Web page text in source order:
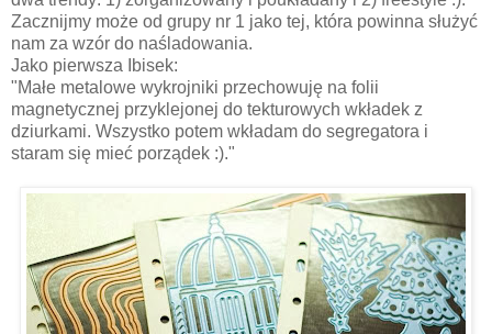
Zacznijmy może od grupy nr 1 jako tej, która powinna służyć
nam za wzór do naśladowania.
Jako pierwsza Ibisek:
"Małe metalowe wykrojniki przechowuję na folii
magnetycznej przyklejonej do tekturowych wkładek z
dziurkami. Wszystko potem wkładam do segregatora i
staram się mieć porządek :)."